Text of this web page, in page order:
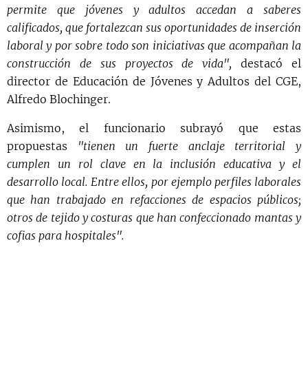
permite que jóvenes y adultos accedan a saberes
calificados, que fortalezcan sus oportunidades de inserción
laboral y por sobre todo son iniciativas que acompañan la
construcción de sus proyectos de vida", destacó el
director de Educación de Jóvenes y Adultos del CGE,
Alfredo Blochinger.
Asimismo, el funcionario subrayó que estas
propuestas
"tienen un fuerte anclaje territorial y
cumplen un rol clave en la inclusión educativa y el
desarrollo local. Entre ellos, por ejemplo perfiles laborales
que han trabajado en refacciones de espacios públicos;
otros de tejido y costuras que han confeccionado mantas y
cofias para hospitales".